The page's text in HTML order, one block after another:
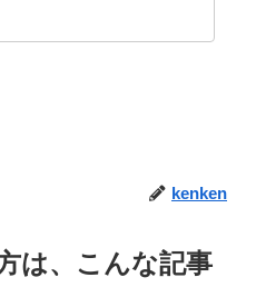
kenken
は、こんな記事